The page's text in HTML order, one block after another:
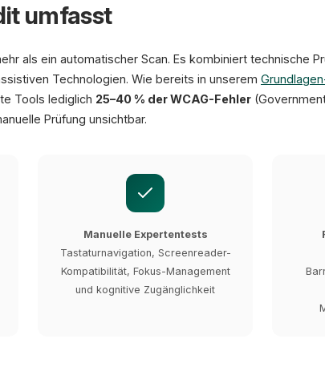
umfasst
als ein automatischer Scan. Es kombiniert technische
Technologien. Wie bereits in unserem
Tools lediglich 25–40 % der WCAG-Fehler
Prüfung unsichtbar.
Manuelle Expertentests
Tastaturnavigation, Screenreader-
Kompatibilität, Fokus-Management
und kognitive Zugänglichkeit